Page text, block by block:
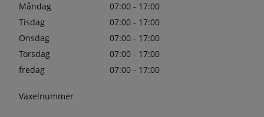
Måndag
07:00 - 17:00
Tisdag
07:00 - 17:00
Onsdag
07:00 - 17:00
Torsdag
07:00 - 17:00
fredag
07:00 - 17:00
Växelnummer